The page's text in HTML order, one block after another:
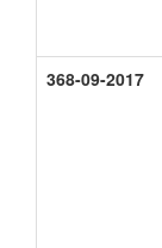
368-09-2017